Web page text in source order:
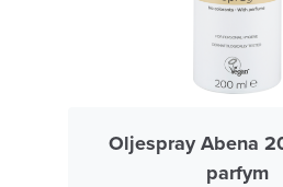
Oljespray Abena
parfym